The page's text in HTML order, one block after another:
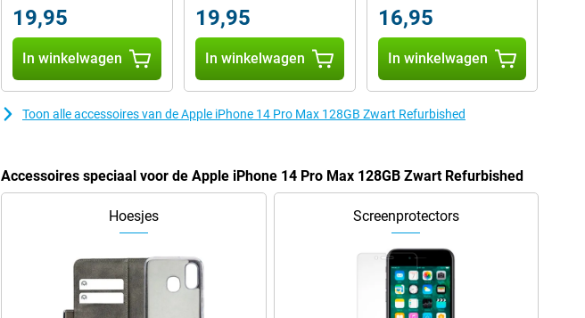
19,95
In winkelwagen
19,95
In winkelwagen
16,95
In winkelwagen
Toon alle accessoires van de Apple iPhone 14 Pro Max 128GB Zwart Refurbished
Accessoires speciaal voor de Apple iPhone 14 Pro Max 128GB Zwart Refurbished
Hoesjes Screenprotectors